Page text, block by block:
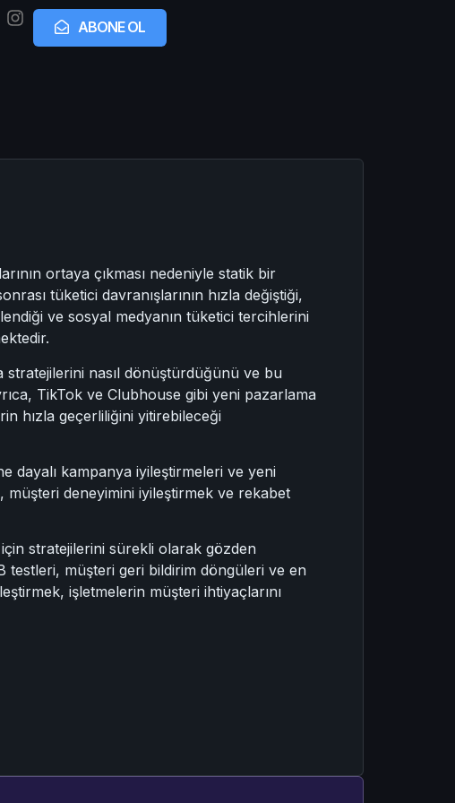
ABONE OL
ortaya çıkması nedeniyle statik bir
tüketici davranışlarının hızla değiştiği,
ve sosyal medyanın tüketici tercihlerini
stratejilerini nasıl dönüştürdüğünü ve bu
TikTok ve Clubhouse gibi yeni pazarlama
hızla geçerliliğini yitirebileceği
dayalı kampanya iyileştirmeleri ve yeni
müşteri deneyimini iyileştirmek ve rekabet
stratejilerini sürekli olarak gözden
testleri, müşteri geri bildirim döngüleri ve en
işletmelerin müşteri ihtiyaçlarını